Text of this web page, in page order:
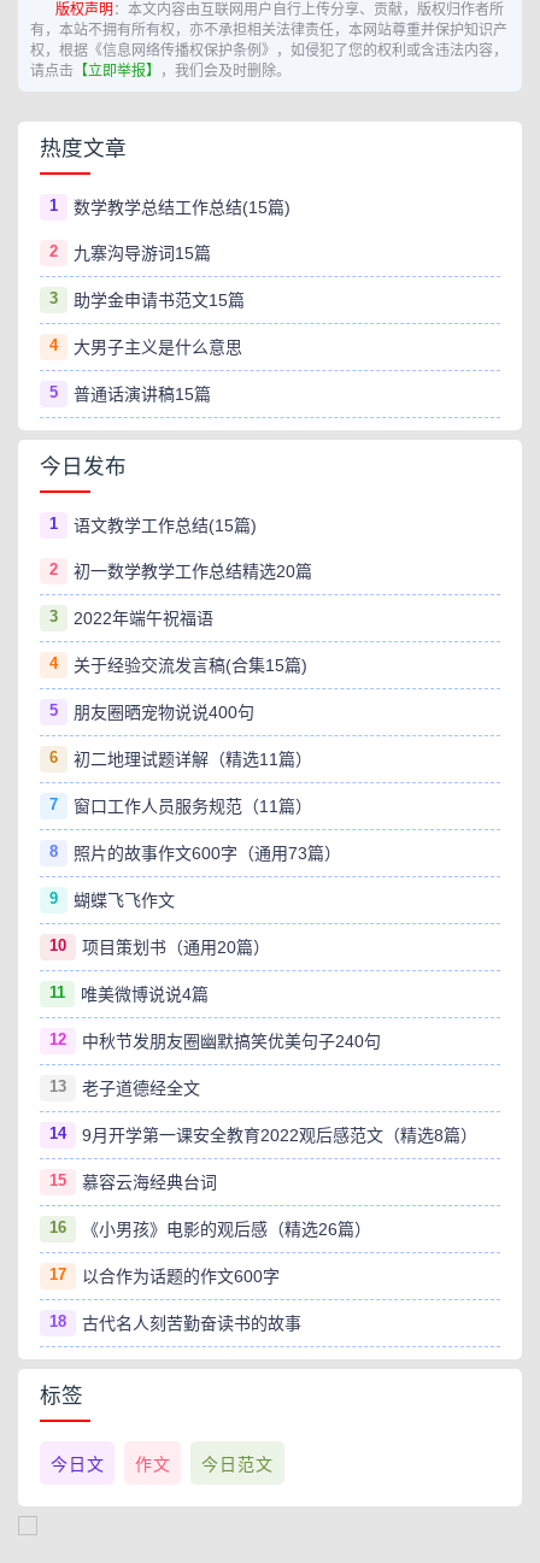
版权声明 ：本文内容由互联网用户自行上传分享、贡献，版权归作者所
有，本站不拥有所有权，亦不承担相关法律责任，本网站尊重并保护知识产
权，根据《信息网络传播权保护条例》，如侵犯了您的权利或含违法内容，
请点击 【立即举报】 ，我们会及时删除。
热度文章
1 数学教学总结工作总结(15篇)
2 九寨沟导游词15篇
3 助学金申请书范文15篇
4 大男子主义是什么意思
5 普通话演讲稿15篇
今日发布
1 语文教学工作总结(15篇)
2 初一数学教学工作总结精选20篇
3 2022年端午祝福语
4 关于经验交流发言稿(合集15篇)
5 朋友圈晒宠物说说400句
6 初二地理试题详解（精选11篇）
7 窗口工作人员服务规范（11篇）
8 照片的故事作文600字（通用73篇）
9 蝴蝶飞飞作文
10 项目策划书（通用20篇）
11 唯美微博说说4篇
12 中秋节发朋友圈幽默搞笑优美句子240句
13 老子道德经全文
14 9月开学第一课安全教育2022观后感范文（精选8篇）
15 慕容云海经典台词
16 《小男孩》电影的观后感（精选26篇）
17 以合作为话题的作文600字
18 古代名人刻苦勤奋读书的故事
标签
今日文 作文 今日范文